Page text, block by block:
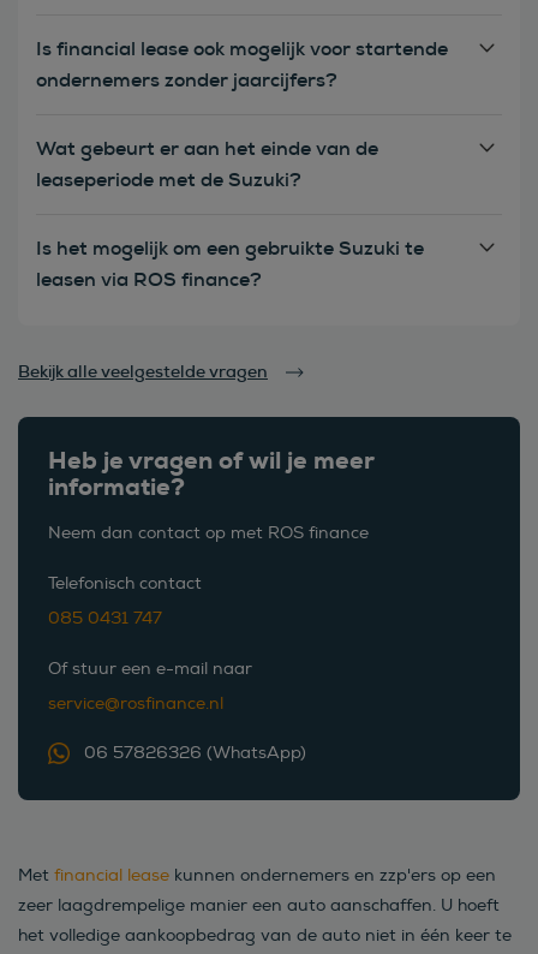
Heb je vragen of wil je meer
informatie?
Neem dan contact op met ROS finance
Telefonisch contact
085 0431 747
Of stuur een e-mail naar
service@rosfinance.nl
06 57826326 (WhatsApp)
Is financial lease ook mogelijk voor startende
ondernemers zonder jaarcijfers?
Wat gebeurt er aan het einde van de
leaseperiode met de Suzuki?
Is het mogelijk om een gebruikte Suzuki te
leasen via ROS finance?
Bekijk alle veelgestelde vragen
Met financial lease kunnen ondernemers en zzp'ers op een
zeer laagdrempelige manier een auto aanschaffen. U hoeft
het volledige aankoopbedrag van de auto niet in één keer te